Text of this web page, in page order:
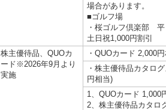
場合があります。
■ゴルフ場
・桜ゴルフ倶楽部 平
土日祝1,000円割引
株主優待品、QUOカ
ード※2026年9月より
実施
・QUOカード 2,000
・株主優待品カタロ
円相当)
1、QUOカード 1,000
2、株主優待品カタロ